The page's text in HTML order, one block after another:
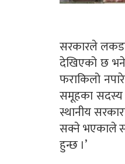
सरकारले
देखिएको छ भने
फराकिलो
समूहका सदस्य
स्थानीय
सक्ने भएकाले
हुन्छ ।’